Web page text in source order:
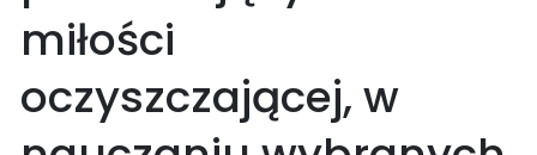
miłości
oczyszczającej, w